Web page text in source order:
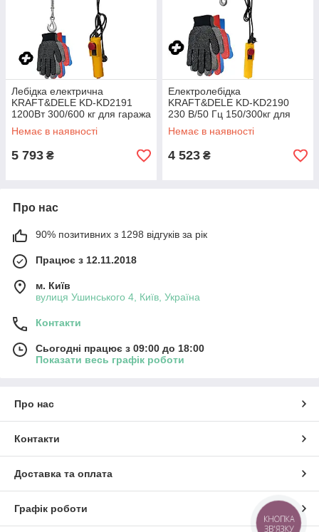
Лебідка електрична
KRAFT&DELE KD-KD2191
1200Вт 300/600 кг для гаража
складу та будівництва
Немає в наявності
5 793 ₴
Електролебідка
KRAFT&DELE KD-KD2190
230 В/50 Гц 150/300кг для
господарських та
промислових потреб
Немає в наявності
4 523 ₴
Про нас
90% позитивних з 1298 відгуків за рік
Працює з 12.11.2018
м. Київ
вулиця Ушинського 4, Київ, Україна
Контакти
Сьогодні працює з 09:00 до 18:00
Показати весь графік роботи
Про нас
Контакти
Доставка та оплата
Графік роботи
КНОПКА
ЗВ'ЯЗКУ